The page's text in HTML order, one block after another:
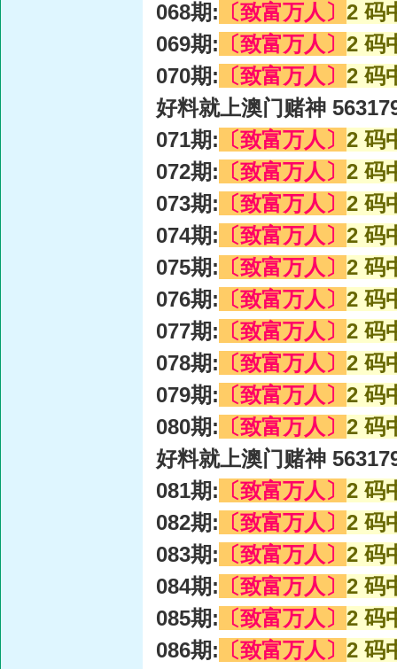
068期: 〔致富万人〕 2 码
069期: 〔致富万人〕 2 码
070期: 〔致富万人〕 2 码
好料就上澳门赌神
071期: 〔致富万人〕 2 码
072期: 〔致富万人〕 2 码
073期: 〔致富万人〕 2 码
074期: 〔致富万人〕 2 码
075期: 〔致富万人〕 2 码
076期: 〔致富万人〕 2 码
077期: 〔致富万人〕 2 码
078期: 〔致富万人〕 2 码
079期: 〔致富万人〕 2 码
080期: 〔致富万人〕 2 码
好料就上澳门赌神
081期: 〔致富万人〕 2 码
082期: 〔致富万人〕 2 码
083期: 〔致富万人〕 2 码
084期: 〔致富万人〕 2 码
085期: 〔致富万人〕 2 码
086期: 〔致富万人〕 2 码